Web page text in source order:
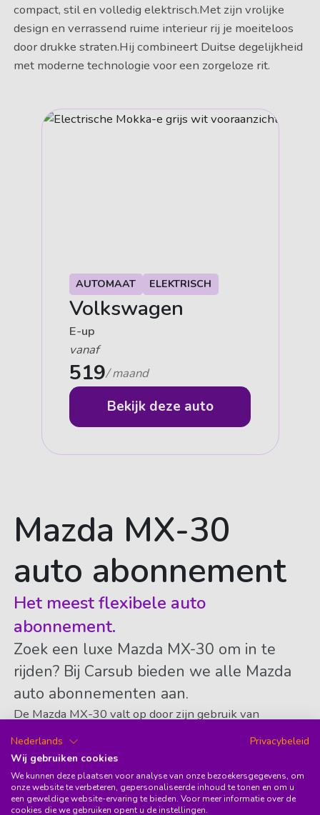
AUTOMAAT ELEKTRISCH
Volkswagen
E-up
vanaf
519/ maand
Bekijk deze auto
compact, stil en volledig elektrisch.Met zijn vrolijke
design en verrassend ruime interieur rij je moeiteloos
door drukke straten.Hij combineert Duitse degelijkheid
met moderne technologie voor een zorgeloze rit.
Mazda MX-30
auto abonnement
Het meest flexibele auto
abonnement.
Zoek een luxe Mazda MX-30 om in te
rijden? Bij Carsub bieden we alle Mazda
auto abonnementen aan.
De Mazda MX-30 valt op door zijn gebruik van
Mazda MX-30 is een elektrische sedan met een
verhoogd onderstel, wat zorgt voor een bijzondere
uitstraling.
Nederlands
Privacybeleid
Wij gebruiken cookies
We kunnen deze plaatsen voor analyse van onze bezoekersgegevens, om
onze website te verbeteren, gepersonaliseerde inhoud te tonen en om u
een geweldige website-ervaring te bieden. Voor meer informatie over de
cookies die we gebruiken opent u de instellingen.